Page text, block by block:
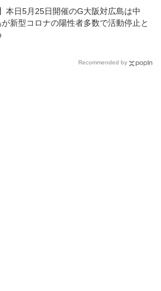
本日5月25日開催のG大阪対広島は中
新型コロナの陽性者多数で活動停止と
Recommended by